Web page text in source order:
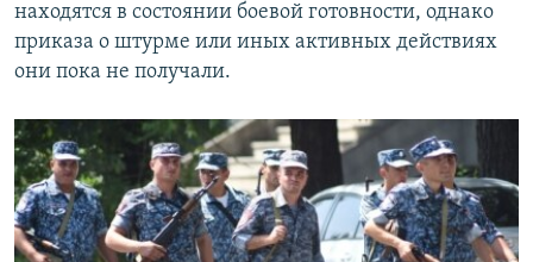
находятся в состоянии боевой готовности, однако
приказа о штурме или иных активных действиях
они пока не получали.